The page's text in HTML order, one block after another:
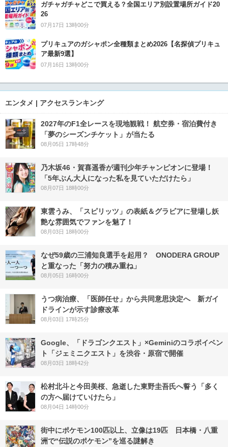
ガチャガチャどこで買える？全国エリア別設置場所ガイド20
26
07月17日 13時00分
プリキュアのガシャポン全種類まとめ2026【名探偵プリキュ
ア最新9選】
07月16日 13時00分
エンタメ | アクセスランキング
2027年のF1全レースを現地観戦！ 航空券・宿泊費付き
「夢のシーズンチケット」が当たる
08月05日 17時48分
乃木坂46・賀喜遥香が週刊少年チャンピオンに登場！
「5年ぶん大人になった私を見ていただけたら」
08月07日 18時00分
東雲うみ、「スピリッツ」の表紙＆グラビアに登場し妖
艶な雰囲気でファンを魅了！
08月03日 18時00分
なぜ59歳の三浦知良選手を起用？ ONODERA GROUP
と重なった「努力の積み重ね」
08月05日 16時00分
うつ病治療、「医師任せ」から共同意思決定へ 新ガイ
ドラインが示す診療改革
08月03日 17時25分
Google、「ドラゴンクエスト」×Geminiのコラボイベン
ト「ジェミニクエスト」を渋谷・原宿で開催
08月03日 18時42分
松村北斗と今田美桜、急逝した東野圭吾氏へ誓う「多く
の方へ届けていけたら」
08月04日 14時00分
街中にポケモン100匹以上、立像は19匹 日本橋・八重
洲で“伝説のポケモン”を巡る謎解き